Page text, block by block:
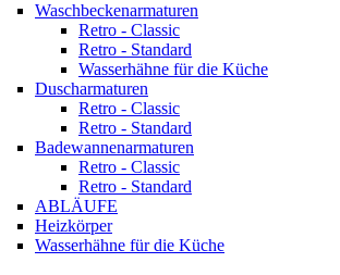
Waschbeckenarmaturen
Retro - Classic
Retro - Standard
Wasserhähne für die Küche
Duscharmaturen
Retro - Classic
Retro - Standard
Badewannenarmaturen
Retro - Classic
Retro - Standard
ABLÄUFE
Heizkörper
Wasserhähne für die Küche